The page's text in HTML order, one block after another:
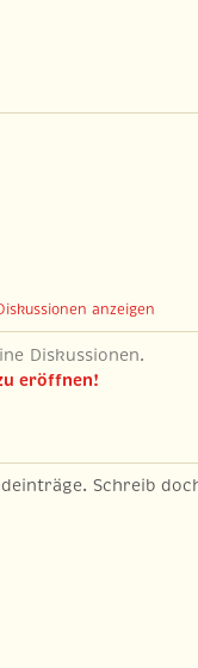
anzeigen
Diskussionen.
eröffnen!
Schreib